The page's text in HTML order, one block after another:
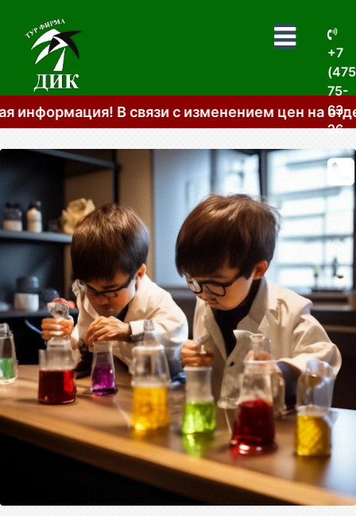
+7
75-
63-
26
В связи с изменением цен на